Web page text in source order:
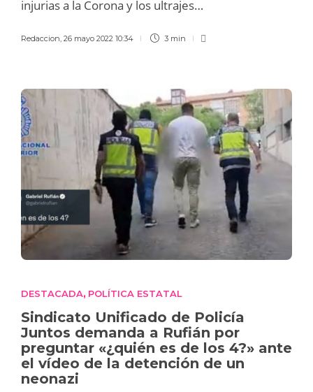
injurias a la Corona y los ultrajes…
Redaccion, 26 mayo 2022 10:34 3 min
DESTACADA, POLÍTICA ESTATAL
Sindicato Unificado de Policía
Juntos demanda a Rufián por
preguntar «¿quién es de los 4?» ante
el vídeo de la detención de un
neonazi